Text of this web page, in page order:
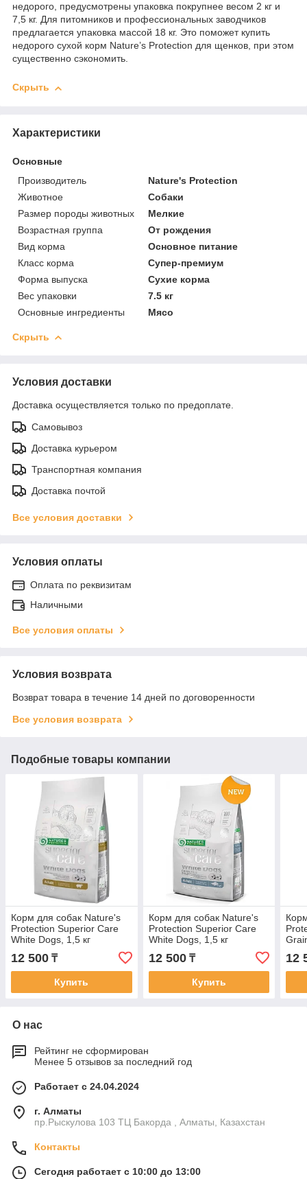
недорого, предусмотрены упаковка покрупнее весом 2 кг и
7,5 кг. Для питомников и профессиональных заводчиков
предлагается упаковка массой 18 кг. Это поможет купить
недорого сухой корм Nature’s Protection для щенков, при этом
существенно сэкономить.
Скрыть
Характеристики
Основные
Производитель
Nature's Protection
Животное
Собаки
Размер породы животных
Мелкие
Возрастная группа
От рождения
Вид корма
Основное питание
Класс корма
Супер-премиум
Форма выпуска
Сухие корма
Вес упаковки
7.5 кг
Основные ингредиенты
Мясо
Скрыть
Условия доставки
Доставка осуществляется только по предоплате.
Самовывоз
Доставка курьером
Транспортная компания
Доставка почтой
Все условия доставки
Условия оплаты
Оплата по реквизитам
Наличными
Все условия оплаты
Условия возврата
Возврат товара в течение 14 дней по договоренности
Все условия возврата
Подобные товары компании
Корм для собак Nature's
Protection Superior Care
White Dogs, 1,5 кг
12 500 ₸
Купить
Корм для собак Nature's
Protection Superior Care
White Dogs, 1,5 кг
12 500₸
Купить
12
О нас
Рейтинг не сформирован
Менее 5 отзывов за последний год
Работает с 24.04.2024
г. Алматы
пр.Рыскулова 103 ТЦ Бакорда , Алматы, Казахстан
Контакты
Сегодня работает с 10:00 до 13:00